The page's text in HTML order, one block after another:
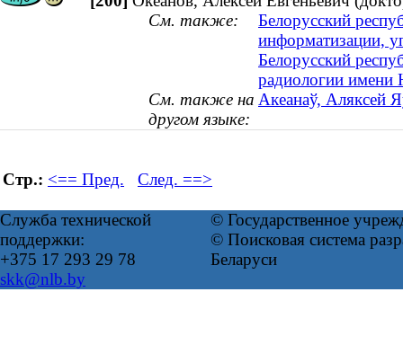
См. также:
Белорусский
информатизации,
Белорусский
радиологии имени
См. также на
другом языке:
Акеанаў, Аляксей
Стр.: <== Пред. След. ==>
Служба технической
поддержки:
+375 17 293 29 78
skk@nlb.by
© Государственное
© Поисковая система
Беларуси